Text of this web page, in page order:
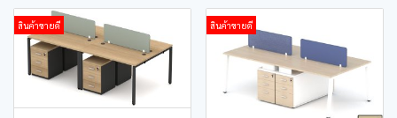
สินค้าขายดี สินค้าขายดี